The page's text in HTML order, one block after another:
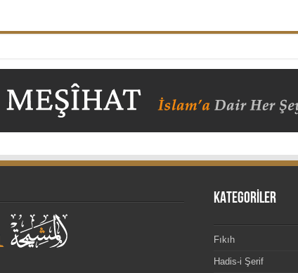
KATEGORİLER
Fıkıh
Hadis-i Şerif